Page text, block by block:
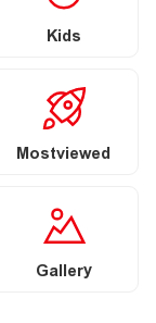
Kids
Mostviewed
Gallery